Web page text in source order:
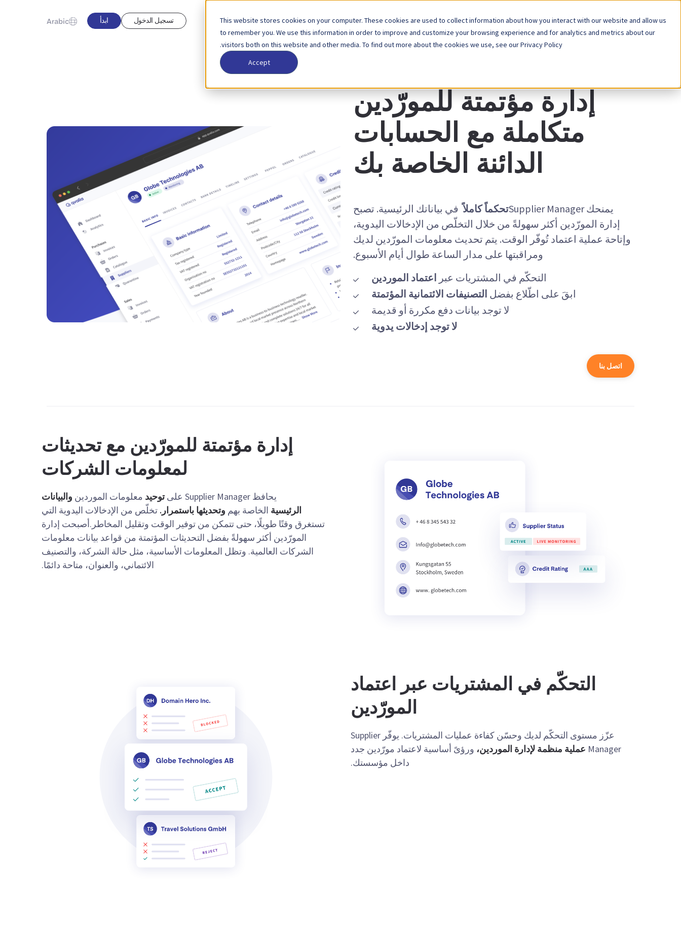
This website stores cookies on your computer. These cookies are used to collect information about how you interact with our website and allow us
to remember you. We use this information in order to improve and customize your browsing experience and for analytics and metrics about our
visitors both on this website and other media. To find out more about the cookies we use, see our Privacy Policy.
Accept
المنصة الحلول الشركاء الأسعار الشركة تسجيل الدخول ابدأ Arabic
إدارة مؤتمتة للمورّدين
متكاملة مع الحسابات
الدائنة الخاصة بك
يمنحك Supplier Manager تحكماً كاملاً في بياناتك الرئيسية. تصبح
إدارة المورّدين أكثر سهولةً من خلال التخلّص من الإدخالات اليدوية،
وإتاحة عملية اعتماد تُوفّر الوقت. يتم تحديث معلومات المورّدين لديك
ومراقبتها على مدار الساعة طوال أيام الأسبوع.
التحكّم في المشتريات عبر
اعتماد الموردين
ابقَ على اطّلاع بفضل التصنيفات الائتمانية المؤتمتة
لا توجد بيانات دفع مكررة أو قديمة
لا توجد إدخالات يدوية
اتصل بنا
إدارة مؤتمتة للمورّدين مع تحديثات
لمعلومات الشركات
يحافظ Supplier Manager على توحيد معلومات الموردين والبيانات
الرئيسية الخاصة بهم وتحديثها باستمرار. تخلّص من الإدخالات اليدوية التي
تستغرق وقتًا طويلًا، حتى تتمكن من توفير الوقت وتقليل المخاطر.أصبحت إدارة
المورّدين أكثر سهولةً بفضل التحديثات المؤتمتة من قواعد بيانات معلومات
الشركات العالمية. وتظل المعلومات الأساسية، مثل حالة الشركة، والتصنيف
الائتماني، والعنوان، متاحة دائمًا.
التحكّم في المشتريات عبر اعتماد
المورّدين
عزّز مستوى التحكّم لديك وحسّن كفاءة عمليات المشتريات. يوفّر Supplier
Manager عملية منظمة لإدارة الموردين، ورؤىً أساسية لاعتماد مورّدين جدد
داخل مؤسستك.